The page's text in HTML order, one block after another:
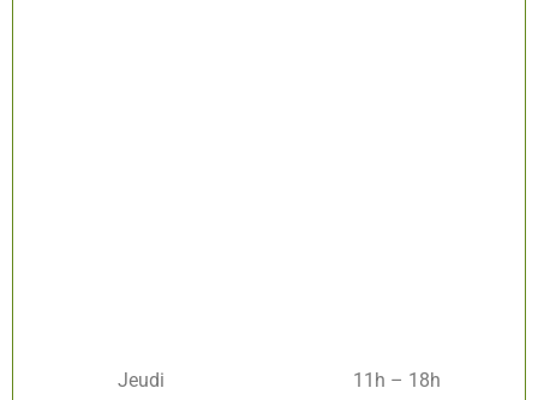
Jeudi 11h – 18h